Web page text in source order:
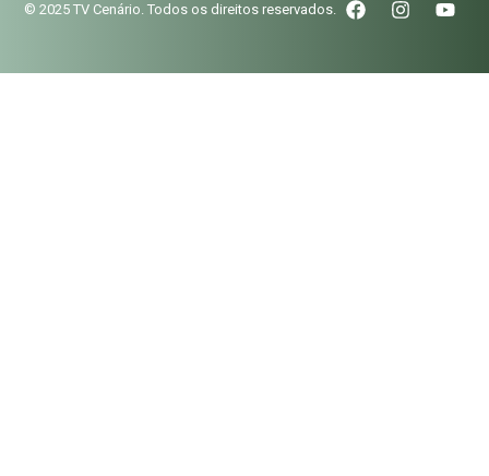
© 2025 TV Cenário. Todos os direitos reservados.